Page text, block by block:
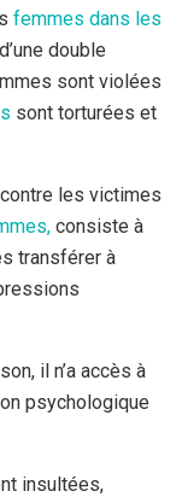
femmes dans les
double
sont violées
sont torturées et
les victimes
consiste à
transférer à
il n’a accès à
psychologique
insultées,